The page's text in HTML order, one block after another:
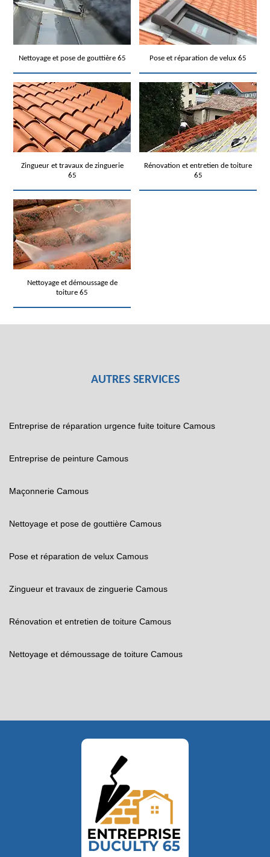
Nettoyage et pose de gouttière 65 Pose et réparation de velux 65
Zingueur et travaux de zinguerie
65
Rénovation et entretien de toiture
65
Nettoyage et démoussage de
toiture 65
AUTRES SERVICES
Entreprise de réparation urgence fuite toiture Camous
Entreprise de peinture Camous
Maçonnerie Camous
Nettoyage et pose de gouttière Camous
Pose et réparation de velux Camous
Zingueur et travaux de zinguerie Camous
Rénovation et entretien de toiture Camous
Nettoyage et démoussage de toiture Camous